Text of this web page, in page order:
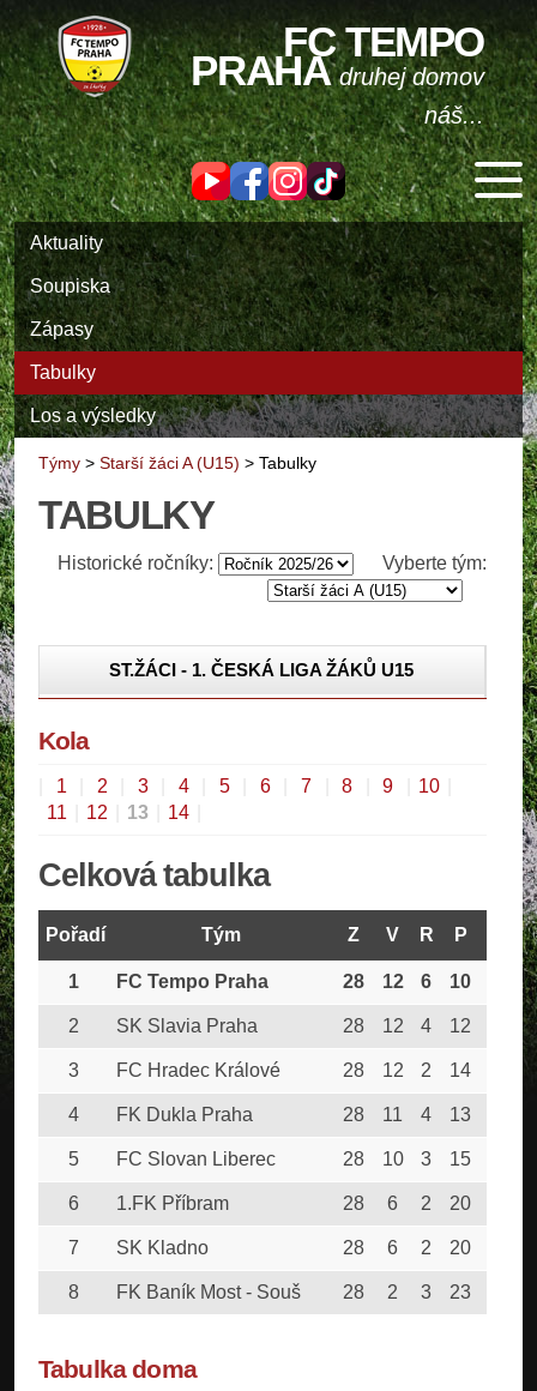
FC TEMPO
PRAHAdruhej domov
náš...
Aktuality
Soupiska
Zápasy
Tabulky
Los a výsledky
Týmy > Starší žáci A (U15) > Tabulky
TABULKY
Historické ročníky: Vyberte tým:
ST.ŽÁCI - 1. ČESKÁ LIGA ŽÁKŮ U15
16
Kola
1 2 3 4 5 6 7 8 9 10
11
12 13 14
Celková tabulka
Pořadí Tým Z V R P
1 FC Tempo Praha 28 12 6 10
2 SK Slavia Praha 28 12 4 12
3 FC Hradec Králové 28 12 2 14
4 FK Dukla Praha 28 11 4 13
5 FC Slovan Liberec 28 10 3 15
6 1.FK Příbram 28 6 2 20
7 SK Kladno 28 6 2 20
8 FK Baník Most - Souš 28 2 3 23
Tabulka doma